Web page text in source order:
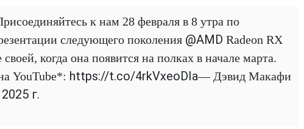
к нам 28 февраля в 8 утра по
следующего поколения @AMD Radeon RX
когда она появится на полках в начале марта.
YouTube*: https://t.co/4rkVxeoDIa— Дэвид Макафи
г.